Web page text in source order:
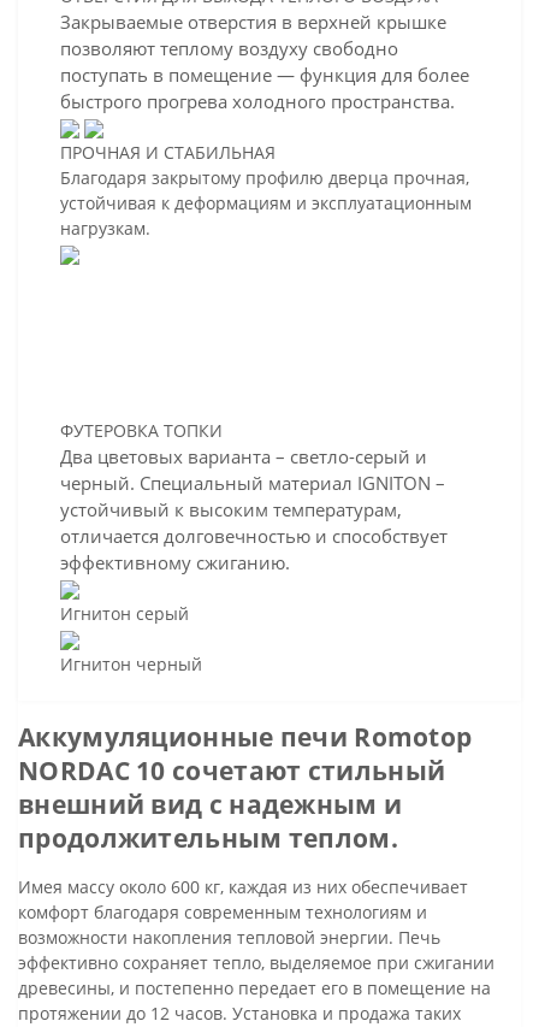
Закрываемые отверстия в верхней крышке
позволяют теплому воздуху свободно
поступать в помещение — функция для более
быстрого прогрева холодного пространства.
ПРОЧНАЯ И СТАБИЛЬНАЯ
Благодаря закрытому профилю дверца прочная,
устойчивая к деформациям и эксплуатационным
нагрузкам.
ФУТЕРОВКА ТОПКИ
Два цветовых варианта – светло-серый и
черный. Специальный материал IGNITON –
устойчивый к высоким температурам,
отличается долговечностью и способствует
эффективному сжиганию.
Игнитон серый
Игнитон черный
Аккумуляционные печи Romotop
NORDAC 10 сочетают стильный
внешний вид с надежным и
продолжительным теплом.
Имея массу около 600 кг, каждая из них обеспечивает
комфорт благодаря современным технологиям и
возможности накопления тепловой энергии. Печь
эффективно сохраняет тепло, выделяемое при сжигании
древесины, и постепенно передает его в помещение на
протяжении до 12 часов. Установка и продажа таких